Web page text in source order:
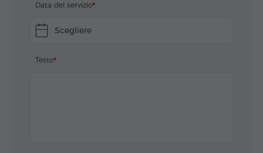
Data del servizio
Scegliere
Testo